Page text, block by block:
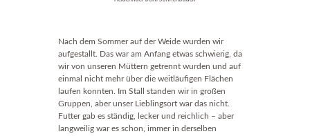
Nach dem Sommer auf der Weide wurden wir
aufgestallt. Das war am Anfang etwas schwierig, da
wir von unseren Müttern getrennt wurden und auf
einmal nicht mehr über die weitläufigen Flächen
laufen konnten. Im Stall standen wir in großen
Gruppen, aber unser Lieblingsort war das nicht.
Futter gab es ständig, lecker und reichlich – aber
langweilig war es schon, immer in derselben